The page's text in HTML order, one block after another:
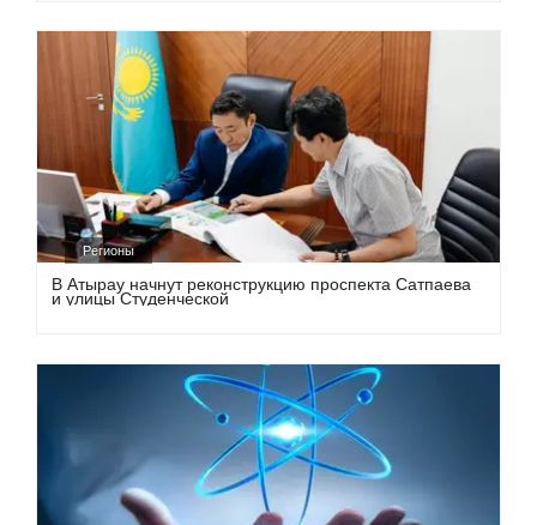
Регионы
В Атырау начнут реконструкцию проспекта Сатпаева
и улицы Студенческой